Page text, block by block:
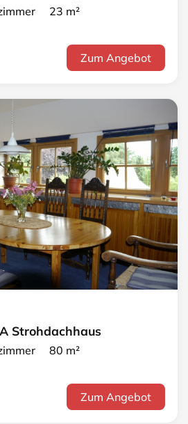
23 m²
Zum Angebot
Strohdachhaus
80 m²
Zum Angebot